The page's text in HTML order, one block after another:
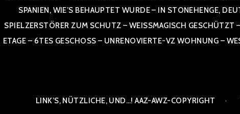
NIEN, WIE’S BEHAUPTET WURDE – IN STONEHENGE,
SPIELZERSTÖRER ZUM SCHUTZ – WEISSMAGISCH GESCHÜTZT
TAGE – 6TES GESCHOSS – UNRENOVIERTE-VZ WOHNUNG –
LINK’S, NÜTZLICHE, UND…! AAZ-AWZ-COPYRIGHT